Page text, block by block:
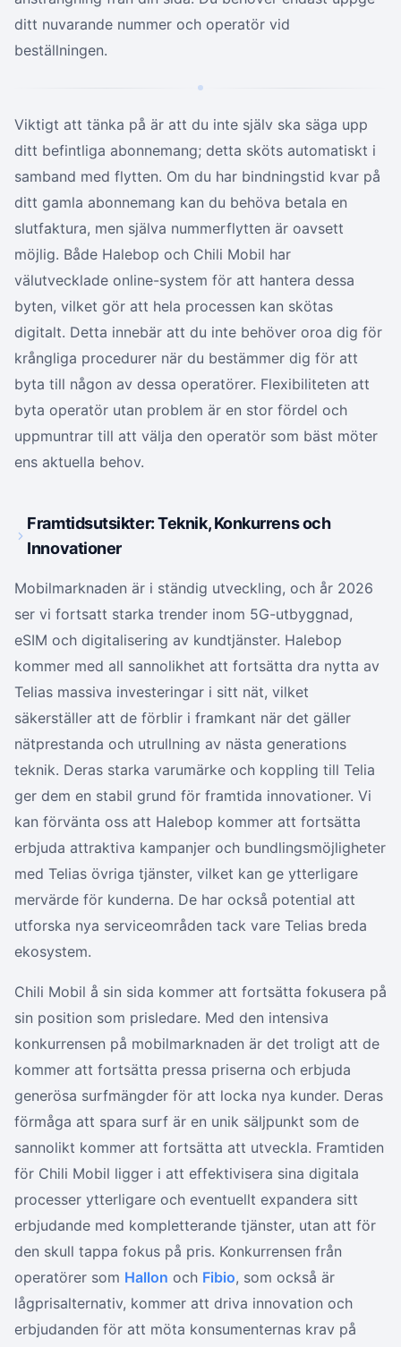
ditt nuvarande nummer och operatör vid
beställningen.
Viktigt att tänka på är att du inte själv ska säga upp
ditt befintliga abonnemang; detta sköts automatiskt i
samband med flytten. Om du har bindningstid kvar på
ditt gamla abonnemang kan du behöva betala en
slutfaktura, men själva nummerflytten är oavsett
möjlig. Både Halebop och Chili Mobil har
välutvecklade online-system för att hantera dessa
byten, vilket gör att hela processen kan skötas
digitalt. Detta innebär att du inte behöver oroa dig för
krångliga procedurer när du bestämmer dig för att
byta till någon av dessa operatörer. Flexibiliteten att
byta operatör utan problem är en stor fördel och
uppmuntrar till att välja den operatör som bäst möter
ens aktuella behov.
Framtidsutsikter: Teknik, Konkurrens och
Innovationer
Mobilmarknaden är i ständig utveckling, och år 2026
ser vi fortsatt starka trender inom 5G-utbyggnad,
eSIM och digitalisering av kundtjänster. Halebop
kommer med all sannolikhet att fortsätta dra nytta av
Telias massiva investeringar i sitt nät, vilket
säkerställer att de förblir i framkant när det gäller
nätprestanda och utrullning av nästa generations
teknik. Deras starka varumärke och koppling till Telia
ger dem en stabil grund för framtida innovationer. Vi
kan förvänta oss att Halebop kommer att fortsätta
erbjuda attraktiva kampanjer och bundlingsmöjligheter
med Telias övriga tjänster, vilket kan ge ytterligare
mervärde för kunderna. De har också potential att
utforska nya serviceområden tack vare Telias breda
ekosystem.
Chili Mobil å sin sida kommer att fortsätta fokusera på
sin position som prisledare. Med den intensiva
konkurrensen på mobilmarknaden är det troligt att de
kommer att fortsätta pressa priserna och erbjuda
generösa surfmängder för att locka nya kunder. Deras
förmåga att spara surf är en unik säljpunkt som de
sannolikt kommer att fortsätta att utveckla. Framtiden
för Chili Mobil ligger i att effektivisera sina digitala
processer ytterligare och eventuellt expandera sitt
erbjudande med kompletterande tjänster, utan att för
den skull tappa fokus på pris. Konkurrensen från
operatörer som Hallon och Fibio, som också är
lågprisalternativ, kommer att driva innovation och
erbjudanden för att möta konsumenternas krav på